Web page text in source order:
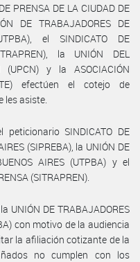
PRENSA DE LA CIUDAD DE
DE TRABAJADORES DE
el SINDICATO DE
la UNIÓN DEL
(UPCN) y la ASOCIACIÓN
efectúen el cotejo de
asiste.
SINDICATO DE
(SIPREBA), la UNIÓN DE
AIRES (UTPBA) y el
(SITRAPREN).
DE TRABAJADORES
con motivo de la audiencia
la afiliación cotizante de la
no cumplen con los